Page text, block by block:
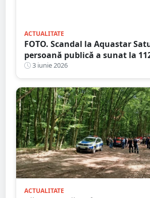
ACTUALITATE
FOTO. Scandal la Aquastar
persoană publică a sunat la
să fie bătut de patru indivizi
3 iunie 2026
ACTUALITATE